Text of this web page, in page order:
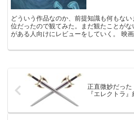
どういう作品なのか、前提知識も何もな
位だったので観てみた。まだ観たことが
がある人向けにレビューをしていく。 映
正直微妙だっ
『エレクトラ